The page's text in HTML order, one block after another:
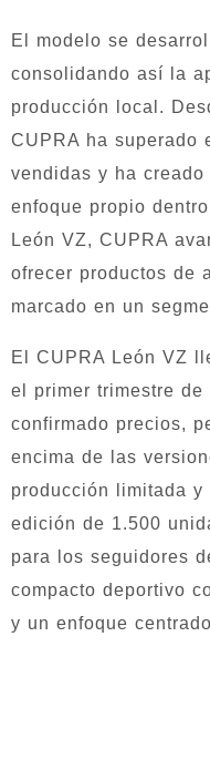
El modelo se
consolidando así la
producción local.
CUPRA ha superado
vendidas y ha
enfoque propio
León VZ, CUPRA
ofrecer productos de
marcado en un
El CUPRA León VZ
el primer trimestre de
confirmado precios,
encima de las
producción limitada
edición de 1.500
para los seguidores
compacto deportivo
y un enfoque